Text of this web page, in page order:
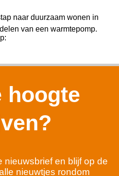
naar duurzaam wonen in
van een warmtepomp.
hoogte
nieuwsbrief en blijf op de
nieuwtjes rondom